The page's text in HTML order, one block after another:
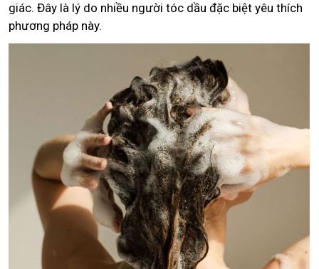
giác. Đây là lý do nhiều người tóc dầu đặc biệt yêu thích
phương pháp này.